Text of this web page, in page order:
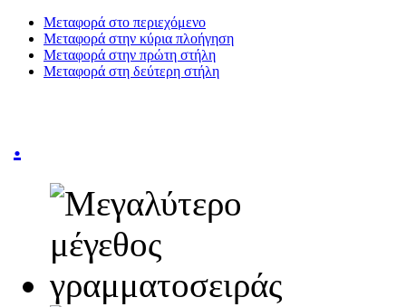
Μεταφορά στο περιεχόμενο
Μεταφορά στην κύρια πλοήγηση
Μεταφορά στην πρώτη στήλη
Μεταφορά στη δεύτερη στήλη
.